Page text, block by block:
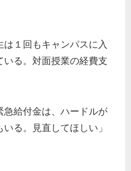
１回もキャンパスに入
いる。対面授業の経費支
急給付金は、ハードルが
る。見直してほしい」